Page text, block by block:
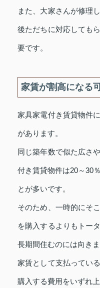
また、大家さんが修理
後ただちに対応しても
要です。
家賃が割高になる
家具家電付き賃貸物件
があります。
同じ築年数で似た広さ
付き賃貸物件は20～30
とが多いです。
そのため、一時的にそ
を購入するよりもトー
長期間住むのには向きま
家賃として支払ってい
購入する費用をいずれ